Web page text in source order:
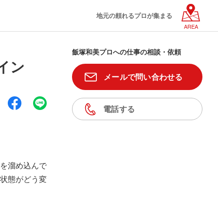
地元の頼れるプロが集まる
AREA
ン
溜め込んで
態がどう変
飯塚和美プロへの仕事の相談・依頼
メールで問い合わせる
電話する